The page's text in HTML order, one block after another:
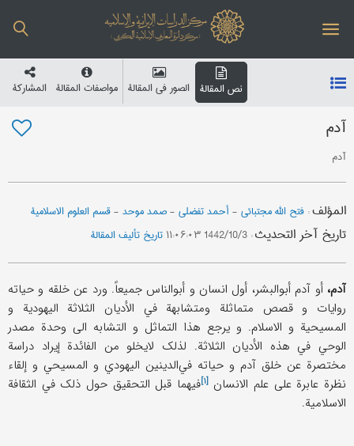
نص المقالة الصور في المقالة مواصفات المقالة المشارکة
آدم
آدم
المؤلف: فتح الله مجتبائي - أحمد تفضلي -صمد موحد -قسم العلوم الاسلامیة
تاریخ آخر التحدیث: 1442/10/3 ۱۱:۰۶:۰۳ تاریخ تألیف المقالة
آدم، أو آدم أبوالبشر، أول انسان و أبوالناس جمیعاً. ورد عن خلقه و حیاته
روایات و قصص متماثلة ومتشابهة في الأدیان الثلاثة الیهودیة و
المسیحیة و الاسلام. و یرجع هذا التماثل و التشابه الی وحدة مصدر
الوحي في هذه الأدیان الثلاثة. لذلک لایخلو من الفائدة إیراد دراسة
مختصرة عن خلق آدم و حیاته في‌الدینین الیهودي و المسیحي و إلقاء
نظرة عابرة علی علم الانسان[۱] فیهما قبل التحقیق حول ذلک في الثقافة
الاسلامیة.